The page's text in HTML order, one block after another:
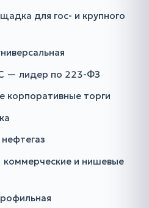
для гос- и крупного
— лидер по 223-ФЗ
корпоративные торги
и нишевые